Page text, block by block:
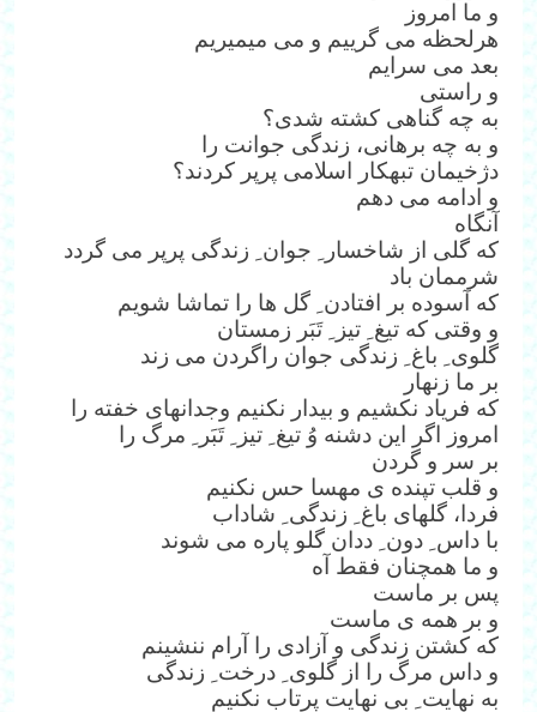
و ما امروز
هرلحظه می گرییم و می میمیریم
بعد می سرایم
و راستی
به چه گناهی کشته شدی؟
و به چه برهانی، زندگی جوانت را
دژخیمان تبهکار اسلامی پرپر کردند؟
و ادامه می دهم
آنگاه
که گلی از شاخسار ِ جوان ِ زندگی پرپر می گردد
شرممان باد
که آسوده بر افتادن ِ گل ها را تماشا شویم
و وقتی که تیغ ِ تیز ِ تَبَر زمستان
گلوی ِ باغ ِ زندگی جوان راگردن می زند
بر ما زنهار
که فریاد نکشیم و بیدار نکنیم وجدانهای خفته را
امروز اگر این دشنه وُ تیغ ِ تیز ِ تَبَر ِ مرگ را
بر سر و گردن
و قلب تپنده ی مهسا حس نکنیم
فردا، گلهای باغ ِ زندگی ِ شاداب
با داس ِ دون ِ ددان گلو پاره می شوند
و ما همچنان فقط آه
پس بر ماست
و بر همه ی ماست
که کشتن زندگی و آزادی را آرام ننشینم
و داس مرگ را از گلوی ِ درخت ِ زندگی
به نهایت ِ بی نهایت پرتاب نکنیم